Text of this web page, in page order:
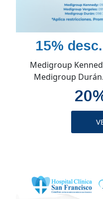
15%
Medigroup
Medigroup